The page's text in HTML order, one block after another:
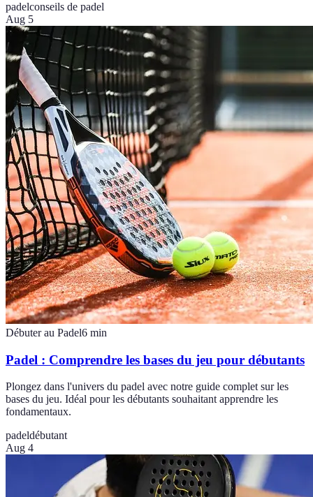
padelconseils de padel
Aug 5
Débuter au Padel6 min
Padel : Comprendre les bases du jeu pour débutants
Plongez dans l'univers du padel avec notre guide complet sur les
bases du jeu. Idéal pour les débutants souhaitant apprendre les
fondamentaux.
padeldébutant
Aug 4